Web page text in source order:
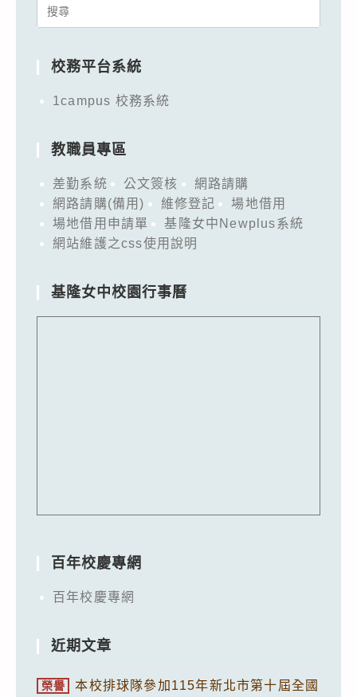
Search
校務平台系統
1campus 校務系統
教職員專區
差勤系統 公文簽核
網路請購
網路請購(備用)
維修登記
場地借用
場地借用申請單
基隆女中Newplus系統
網站維護之css使用說明
基隆女中校園行事曆
百年校慶專網
百年校慶專網
近期文章
榮譽
本校排球隊參加115年新北市第十屆全國